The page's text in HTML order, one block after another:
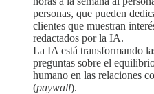
personas, que pueden
clientes que muestran
redactados por la IA.
La IA está transformando
preguntas sobre el
humano en las relaciones
(paywall).